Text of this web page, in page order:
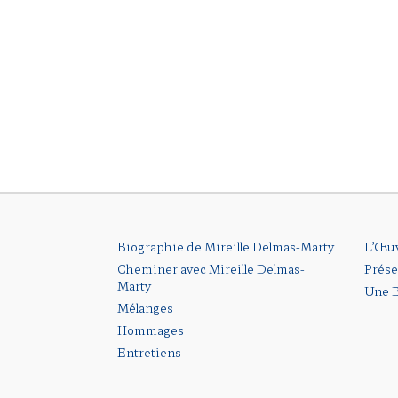
Biographie de Mireille Delmas-Marty
Cheminer avec Mireille Delmas-
Marty
Mélanges
Hommages
Entretiens
Une